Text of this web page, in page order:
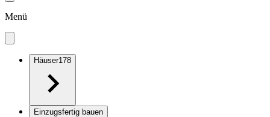
Menü
Häuser178
Einzugsfertig bauen